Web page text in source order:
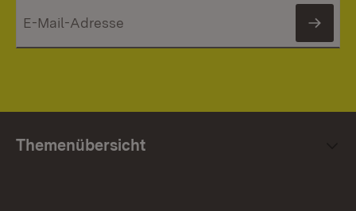
Themenübersicht